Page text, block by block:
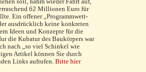
62 Millionen Euro für
Ein offener „Programm­wett­
ausdrücklich keine konkreten
Ideen und Kon­zepte für die
die Kubatur des Baukörpers war
nach „so viel Schinkel wie
Artikel können Sie durch
Links aufrufen.Bitte hier